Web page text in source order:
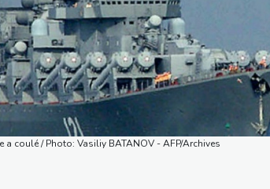
coulé / Photo: Vasiliy BATANOV - AFP/Archives